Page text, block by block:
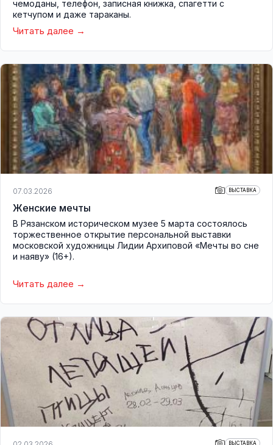
чемоданы, телефон, записная книжка, спагетти с
кетчупом и даже тараканы.
Читать далее
07.03.2026 ВЫСТАВКА
Женские мечты
В Рязанском историческом музее 5 марта состоялось
торжественное открытие персональной выставки
московской художницы Лидии Архиповой «Мечты во сне
и наяву» (16+).
Читать далее
ВЫСТАВКА